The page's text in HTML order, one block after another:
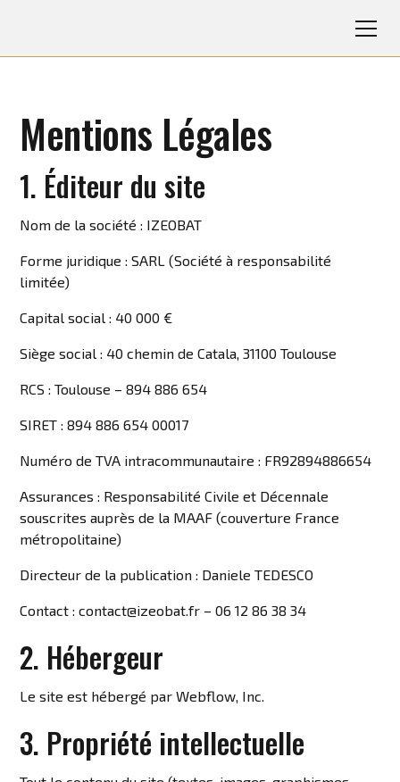
Mentions Légales
1. Éditeur du site
Nom de la société : IZEOBAT
Forme juridique : SARL (Société à responsabilité
limitée)
Capital social : 40 000 €
Siège social : 40 chemin de Catala, 31100 Toulouse
RCS : Toulouse – 894 886 654
SIRET : 894 886 654 00017
Numéro de TVA intracommunautaire : FR92894886654
Assurances : Responsabilité Civile et Décennale
souscrites auprès de la MAAF (couverture France
métropolitaine)
Directeur de la publication : Daniele TEDESCO
Contact : contact@izeobat.fr – 06 12 86 38 34
2. Hébergeur
Le site est hébergé par Webflow, Inc.
3. Propriété intellectuelle